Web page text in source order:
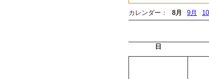
カレンダー： 8月 9月
日